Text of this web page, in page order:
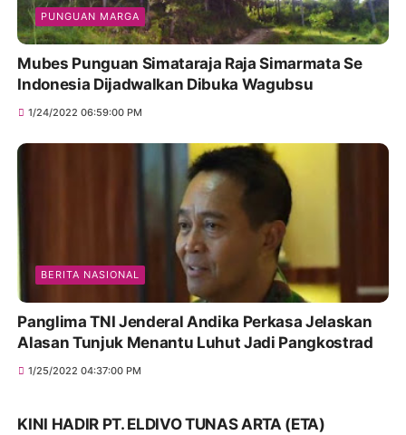
PUNGUAN MARGA
Mubes Punguan Simataraja Raja Simarmata Se
Indonesia Dijadwalkan Dibuka Wagubsu
1/24/2022 06:59:00 PM
BERITA NASIONAL
Panglima TNI Jenderal Andika Perkasa Jelaskan
Alasan Tunjuk Menantu Luhut Jadi Pangkostrad
1/25/2022 04:37:00 PM
KINI HADIR PT. ELDIVO TUNAS ARTA (ETA)